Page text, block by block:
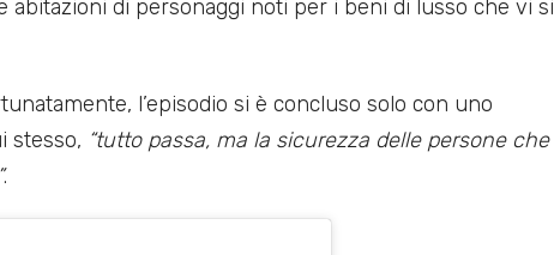
abitazioni di personaggi noti per i beni di lusso che vi si
l’episodio si è concluso solo con uno
stesso, “tutto passa, ma la sicurezza delle persone che
.